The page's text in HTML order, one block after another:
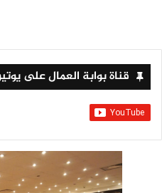
قناة بوابة العمال على